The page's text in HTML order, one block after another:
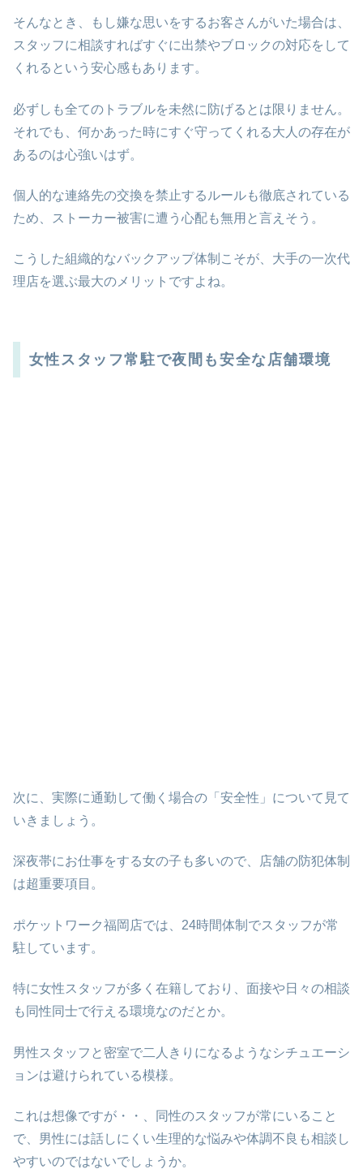
そんなとき、もし嫌な思いをするお客さんがいた場合は、
スタッフに相談すればすぐに出禁やブロックの対応をして
くれるという安心感もあります。
必ずしも全てのトラブルを未然に防げるとは限りません。
それでも、何かあった時にすぐ守ってくれる大人の存在が
あるのは心強いはず。
個人的な連絡先の交換を禁止するルールも徹底されている
ため、ストーカー被害に遭う心配も無用と言えそう。
こうした組織的なバックアップ体制こそが、大手の一次代
理店を選ぶ最大のメリットですよね。
女性スタッフ常駐で夜間も安全な店舗環境
次に、実際に通勤して働く場合の「安全性」について見て
いきましょう。
深夜帯にお仕事をする女の子も多いので、店舗の防犯体制
は超重要項目。
ポケットワーク福岡店では、24時間体制でスタッフが常
駐しています。
特に女性スタッフが多く在籍しており、面接や日々の相談
も同性同士で行える環境なのだとか。
男性スタッフと密室で二人きりになるようなシチュエーシ
ョンは避けられている模様。
これは想像ですが・・、同性のスタッフが常にいること
で、男性には話しにくい生理的な悩みや体調不良も相談し
やすいのではないでしょうか。